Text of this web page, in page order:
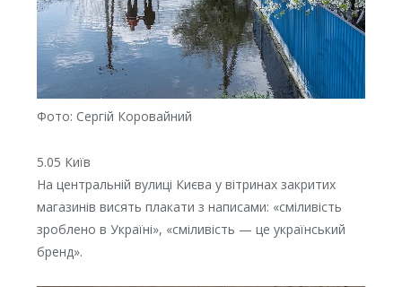
Фото: Сергій Коровайний
5.05 Київ
На центральній вулиці Києва у вітринах закритих
магазинів висять плакати з написами: «сміливість
зроблено в Україні», «сміливість — це український
бренд».